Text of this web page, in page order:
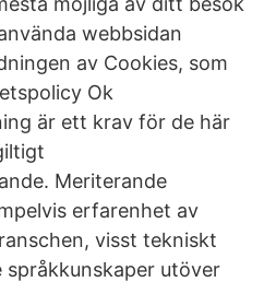
webbsidan
av Cookies, som
Ok
är ett krav för de här
Meriterande
erfarenhet av
visst tekniskt
utöver